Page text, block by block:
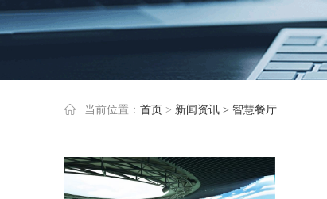
当前位置： 首页 > 新闻资讯 > 智慧餐厅